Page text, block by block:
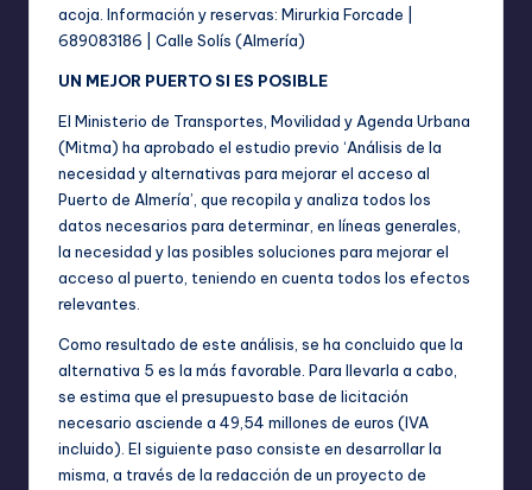
acoja. Información y reservas: Mirurkia Forcade |
689083186 | Calle Solís (Almería)
UN MEJOR PUERTO SI ES POSIBLE
El Ministerio de Transportes, Movilidad y Agenda Urbana
(Mitma) ha aprobado el estudio previo ‘Análisis de la
necesidad y alternativas para mejorar el acceso al
Puerto de Almería’, que recopila y analiza todos los
datos necesarios para determinar, en líneas generales,
la necesidad y las posibles soluciones para mejorar el
acceso al puerto, teniendo en cuenta todos los efectos
relevantes.
Como resultado de este análisis, se ha concluido que la
alternativa 5 es la más favorable. Para llevarla a cabo,
se estima que el presupuesto base de licitación
necesario asciende a 49,54 millones de euros (IVA
incluido). El siguiente paso consiste en desarrollar la
misma, a través de la redacción de un proyecto de